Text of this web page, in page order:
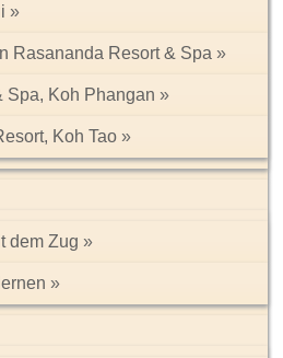
Rasananda Resort & Spa
Spa, Koh Phangan
Koh Tao
dem Zug